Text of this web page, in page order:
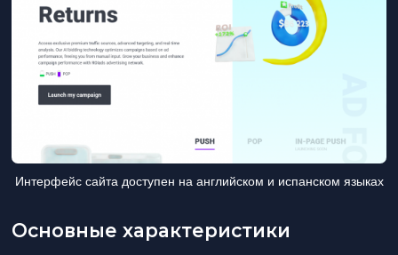
Интерфейс сайта доступен на английском и испанском языках
Основные характеристики